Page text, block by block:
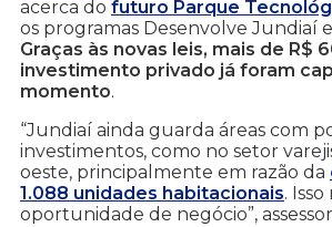
acerca do futuro Parque
os programas Desenvolve Jundiaí
Graças às novas leis, mais de R$
investimento privado já foram
momento.
“Jundiaí ainda guarda áreas com
investimentos, como no setor
oeste, principalmente em razão da
1.088 unidades habitacionais.
oportunidade de negócio”,